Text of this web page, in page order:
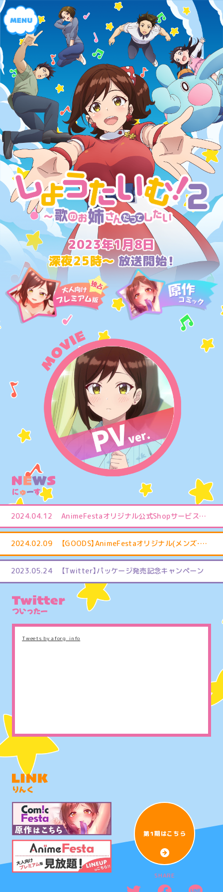
し
ょ
う
た
い
２
～
歌
の
お
姉
さ
ん
て
し
にゅーす
すとーりー
きゃらくたー
すたっふ/きゃすと
おんえあ
みゅーじっく
ぐっず
とっぷ
ょ
む
！
２
～
歌
て
し
2023年1月8日
深夜25時～ 放送開始！
にゅーす
2024.04.12 AnimeFestaオリジナル公式Shopサービス終了のお知らせ
2024.02.09 【GOODS】AnimeFestaオリジナル(メンズ・青年ジャンル)の主題歌集が発売決定！
2023.05.24 【Twitter】パッケージ発売記念キャンペーン
ついったー
Tweets by aforg_info
りんく
第1期はこちら
SHARE